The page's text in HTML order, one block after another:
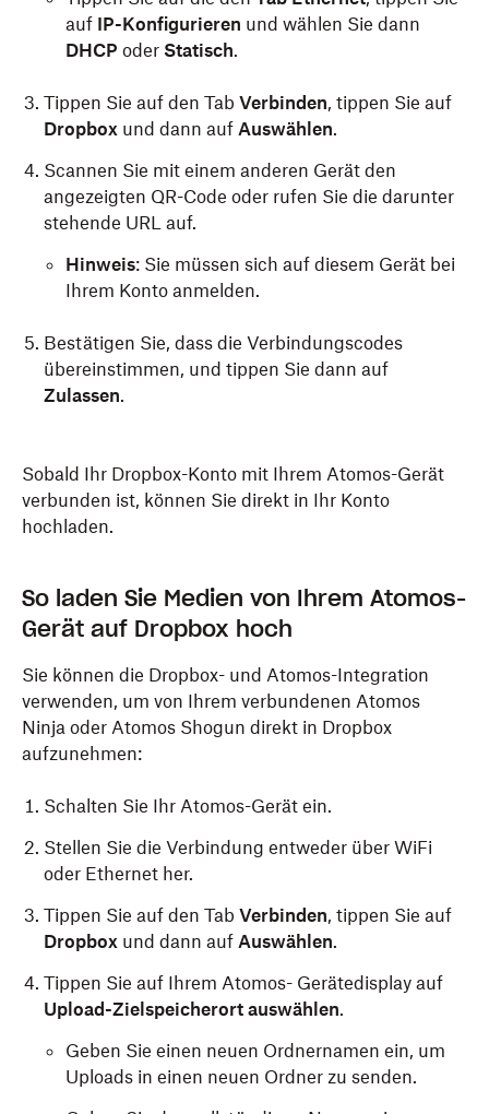
auf IP-Konfigurieren und wählen Sie dann
DHCP oder Statisch.
Tippen Sie auf den Tab Verbinden, tippen Sie auf
Dropbox und dann auf Auswählen.
Scannen Sie mit einem anderen Gerät den
angezeigten QR-Code oder rufen Sie die darunter
stehende URL auf.
Hinweis: Sie müssen sich auf diesem Gerät bei
Ihrem Konto anmelden.
Bestätigen Sie, dass die Verbindungscodes
übereinstimmen, und tippen Sie dann auf
Zulassen.
Sobald Ihr Dropbox-Konto mit Ihrem Atomos-Gerät
verbunden ist, können Sie direkt in Ihr Konto
hochladen.
So laden Sie Medien von Ihrem Atomos-
Gerät auf Dropbox hoch
Sie können die Dropbox- und Atomos-Integration
verwenden, um von Ihrem verbundenen Atomos
Ninja oder Atomos Shogun direkt in Dropbox
aufzunehmen:
Schalten Sie Ihr Atomos-Gerät ein.
Stellen Sie die Verbindung entweder über WiFi
oder Ethernet her.
Tippen Sie auf den Tab Verbinden, tippen Sie auf
Dropbox und dann auf Auswählen.
Tippen Sie auf Ihrem Atomos- Gerätedisplay auf
Upload-Zielspeicherort auswählen.
Geben Sie einen neuen Ordnernamen ein, um
Uploads in einen neuen Ordner zu senden.